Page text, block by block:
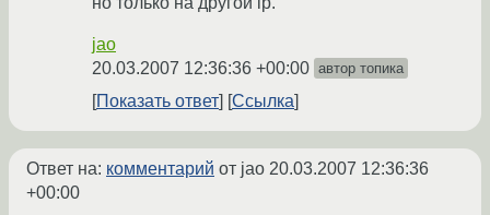
jao
20.03.2007 12:36:36 +00:00 автор топика
Показать ответ Ссылка
Ответ на: комментарий от jao 20.03.2007 12:36:36
+00:00